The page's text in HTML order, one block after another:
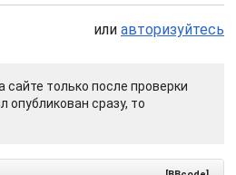
или авторизуйтесь
только после проверки
сразу, то